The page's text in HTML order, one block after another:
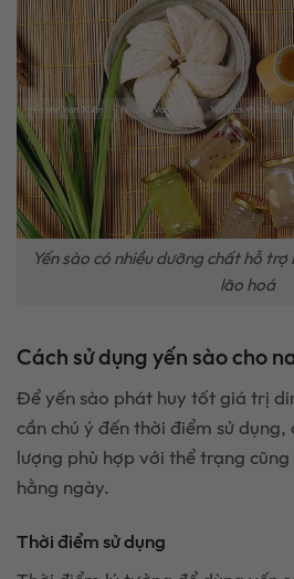
Yến sào có nhiều dưỡng chất hỗ
lão hoá
Cách sử dụng yến sào cho
Để yến sào phát huy tốt giá trị
cần chú ý đến thời điểm sử dụng,
lượng phù hợp với thể trạng
hằng ngày.
Thời điểm sử dụng